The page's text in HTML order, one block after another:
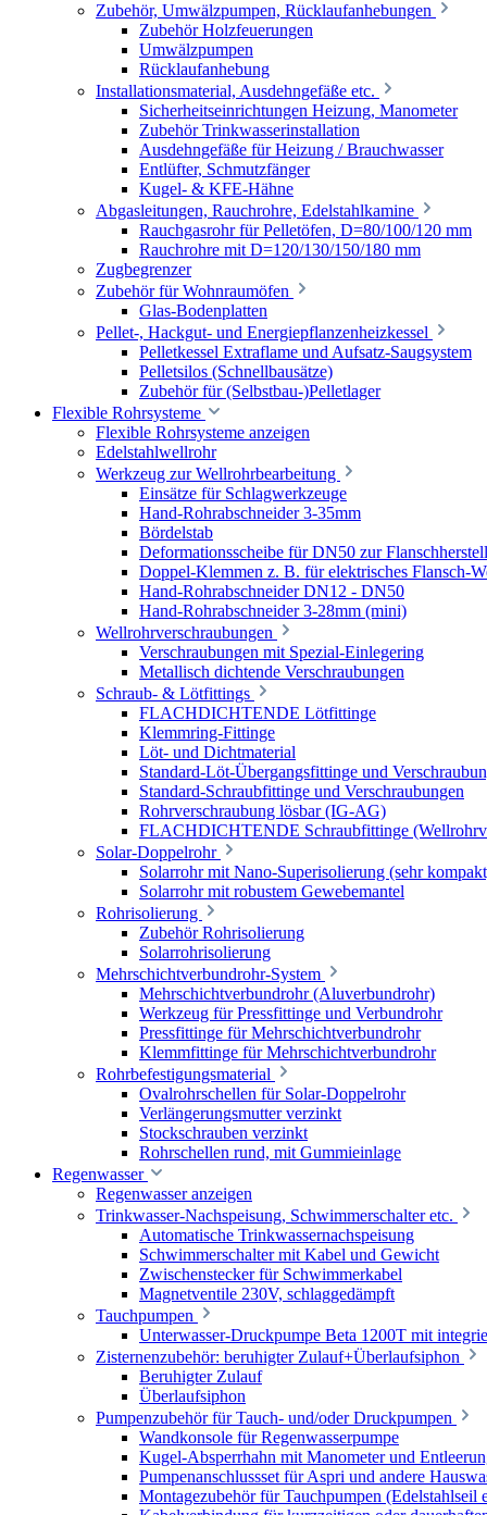
Zubehör, Umwälzpumpen, Rücklaufanhebungen
Zubehör Holzfeuerungen
Umwälzpumpen
Rücklaufanhebung
Installationsmaterial, Ausdehngefäße etc.
Sicherheitseinrichtungen Heizung, Manometer
Zubehör Trinkwasserinstallation
Ausdehngefäße für Heizung / Brauchwasser
Entlüfter, Schmutzfänger
Kugel- & KFE-Hähne
Abgasleitungen, Rauchrohre, Edelstahlkamine
Rauchgasrohr für Pelletöfen, D=80/100/120 mm
Rauchrohre mit D=120/130/150/180 mm
Zugbegrenzer
Zubehör für Wohnraumöfen
Glas-Bodenplatten
Pellet-, Hackgut- und Energiepflanzenheizkessel
Pelletkessel Extraflame und Aufsatz-Saugsystem
Pelletsilos (Schnellbausätze)
Zubehör für (Selbstbau-)Pelletlager
Flexible Rohrsysteme
Flexible Rohrsysteme anzeigen
Edelstahlwellrohr
Werkzeug zur Wellrohrbearbeitung
Einsätze für Schlagwerkzeuge
Hand-Rohrabschneider 3-35mm
Bördelstab
Deformationsscheibe für DN50 zur
Doppel-Klemmen z. B. für elektrisches Flansch-
Hand-Rohrabschneider DN12 - DN50
Hand-Rohrabschneider 3-28mm (mini)
Wellrohrverschraubungen
Verschraubungen mit Spezial-Einlegering
Metallisch dichtende Verschraubungen
Schraub- & Lötfittings
FLACHDICHTENDE Lötfittinge
Klemmring-Fittinge
Löt- und Dichtmaterial
Standard-Löt-Übergangsfittinge und
Standard-Schraubfittinge und Verschraubungen
Rohrverschraubung lösbar (IG-AG)
FLACHDICHTENDE Schraubfittinge
Solar-Doppelrohr
Solarrohr mit Nano-Superisolierung (sehr
Solarrohr mit robustem Gewebemantel
Rohrisolierung
Zubehör Rohrisolierung
Solarrohrisolierung
Mehrschichtverbundrohr-System
Mehrschichtverbundrohr (Aluverbundrohr)
Werkzeug für Pressfittinge und Verbundrohr
Pressfittinge für Mehrschichtverbundrohr
Klemmfittinge für Mehrschichtverbundrohr
Rohrbefestigungsmaterial
Ovalrohrschellen für Solar-Doppelrohr
Verlängerungsmutter verzinkt
Stockschrauben verzinkt
Rohrschellen rund, mit Gummieinlage
Regenwasser
Regenwasser anzeigen
Trinkwasser-Nachspeisung, Schwimmerschalter etc.
Automatische Trinkwassernachspeisung
Schwimmerschalter mit Kabel und Gewicht
Zwischenstecker für Schwimmerkabel
Magnetventile 230V, schlaggedämpft
Tauchpumpen
Unterwasser-Druckpumpe Beta 1200T mit
Zisternenzubehör: beruhigter Zulauf+Überlaufsiphon
Beruhigter Zulauf
Überlaufsiphon
Pumpenzubehör für Tauch- und/oder Druckpumpen
Wandkonsole für Regenwasserpumpe
Kugel-Absperrhahn mit Manometer und
Pumpenanschlussset für Aspri und andere
Montagezubehör für Tauchpumpen (Edelstahlseil